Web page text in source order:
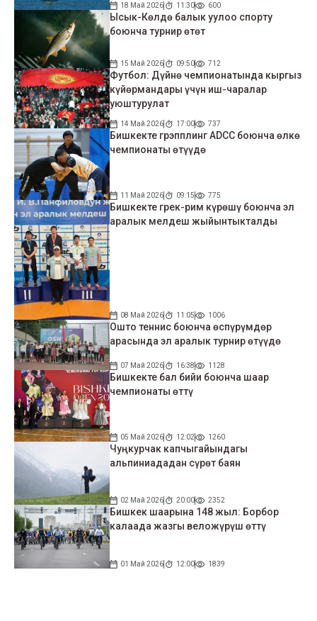
18 Май 2026 11:30 600
Ысык-Көлдө балык уулоо спорту
боюнча турнир өтөт
15 Май 2026 09:50 712
Футбол: Дүйнө чемпионатында кыргыз
күйөрмандары үчүн иш-чаралар
уюштурулат
14 Май 2026 17:00 737
Бишкекте грэпплинг ADCC боюнча өлкө
чемпионаты өтүүдө
11 Май 2026 09:15 775
Бишкекте грек-рим күрөшү боюнча эл
аралык мелдеш жыйынтыкталды
08 Май 2026 11:05 1006
Ошто теннис боюнча өспүрүмдөр
арасында эл аралык турнир өтүүдө
07 Май 2026 16:38 1128
Бишкекте бал бийи боюнча шаар
чемпионаты өттү
05 Май 2026 12:02 1260
Чуңкурчак капчыгайындагы
альпиниададан сүрөт баян
02 Май 2026 20:00 2352
Бишкек шаарына 148 жыл: Борбор
калаада жазгы веложүрүш өттү
01 Май 2026 12:00 1839